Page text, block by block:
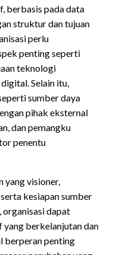
berbasis pada data
struktur dan tujuan
perlu
penting seperti
teknologi
Selain itu,
sumber daya
pihak eksternal
dan pemangku
penentu
yang visioner,
kesiapan sumber
organisasi dapat
berkelanjutan dan
berperan penting